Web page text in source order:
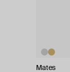
Mates